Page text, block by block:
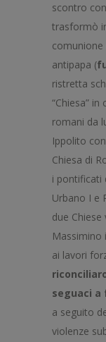
scontro
trasformò
comunione
antipapa (
ristretta
“Chiesa”
romani da
Ippolito
Chiesa di
i pontificati
Urbano I e
due Chiese
Massimino
ai lavori
seguaci
a seguito
violenze